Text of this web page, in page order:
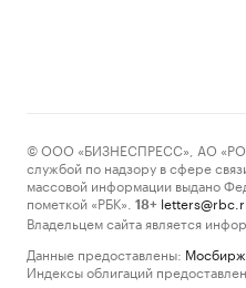
© ООО «БИЗНЕСПРЕСС», АО
службой по надзору в сфере
массовой информации выдано
пометкой «РБК».
18+
Владельцем сайта является
Данные предоставлены:
Индексы облигаций